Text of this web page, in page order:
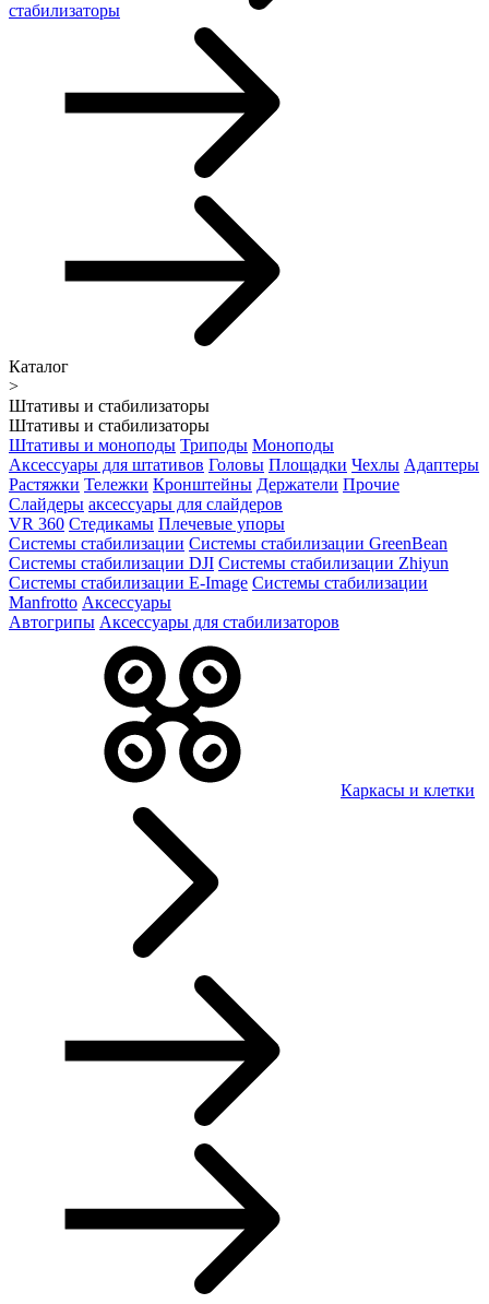
стабилизаторы
Каталог
>
Штативы и стабилизаторы
Штативы и стабилизаторы
Штативы и моноподы Триподы Моноподы
Аксессуары для штативов Головы Площадки Чехлы Адаптеры
Растяжки Тележки Кронштейны Держатели Прочие
Слайдеры аксессуары для слайдеров
VR 360 Стедикамы Плечевые упоры
Системы стабилизации Системы стабилизации GreenBean
Системы стабилизации DJI Системы стабилизации Zhiyun
Системы стабилизации E-Image Системы стабилизации
Manfrotto Аксессуары
Автогрипы Аксессуары для стабилизаторов
Каркасы и клетки